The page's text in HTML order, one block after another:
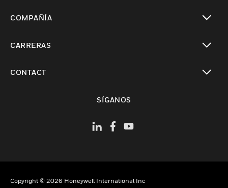
COMPAÑÍA
CARRERAS
CONTACT
SÍGANOS
Copyright © 2026 Honeywell International Inc